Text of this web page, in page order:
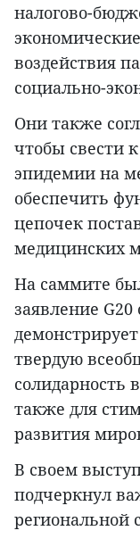
налогово-
воздействия
социально-
Они также
чтобы свести
эпидемии на
обеспечить
цепочек
медицинских
На саммите
заявление G20
твердую
солидарность
также для
развития
В своем
подчеркнул
региональной